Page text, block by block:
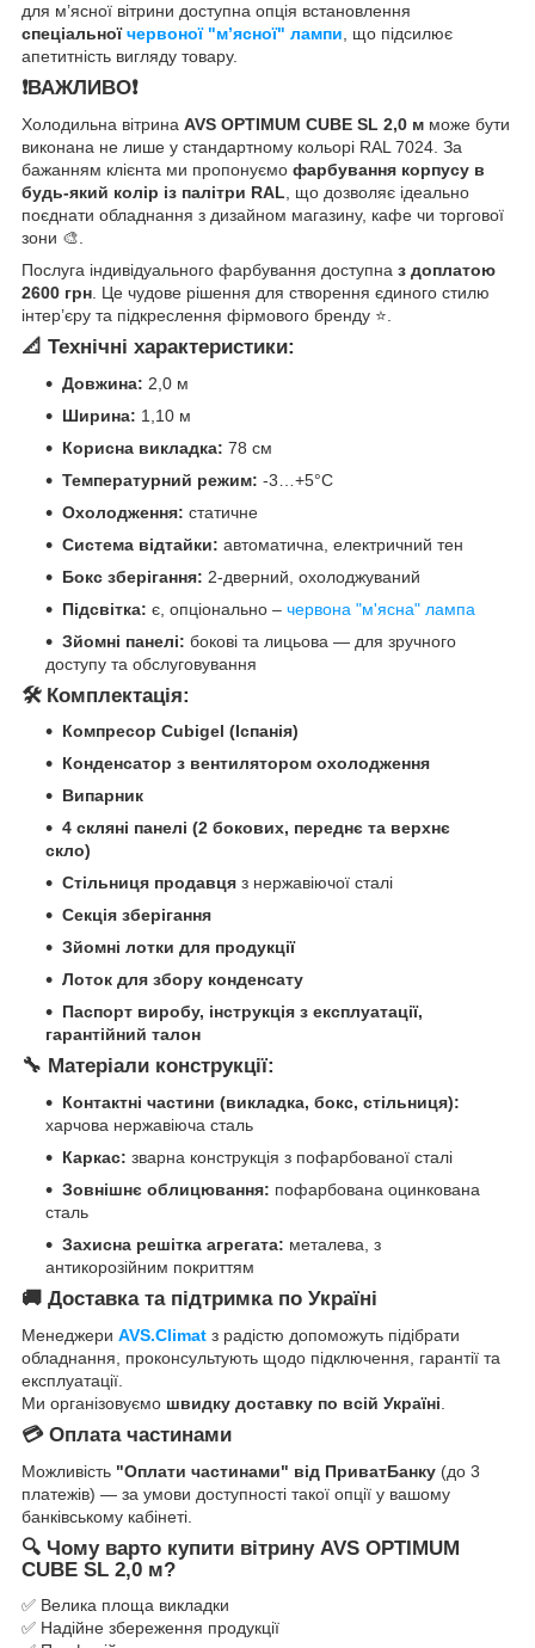
для м’ясної вітрини доступна опція встановлення
спеціальноїчервоної "м’ясної" лампи, що підсилює
апетитність вигляду товару.
❗️ВАЖЛИВО❗️
Холодильна вітрина AVS OPTIMUM CUBE SL 2,0 м може бути
виконана не лише у стандартному кольорі RAL 7024. За
бажанням клієнта ми пропонуємо фарбування корпусу в
будь-який колір із палітри RAL , що дозволяє ідеально
поєднати обладнання з дизайном магазину, кафе чи торгової
зони 🎨.
Послуга індивідуального фарбування доступна з доплатою
2600 грн . Це чудове рішення для створення єдиного стилю
інтер’єру та підкреслення фірмового бренду ⭐️.
📐 Технічні характеристики:
Довжина: 2,0 м
Ширина: 1,10 м
Корисна викладка: 78 см
Температурний режим: -3…+5°C
Охолодження: статичне
Система відтайки: автоматична, електричний тен
Бокс зберігання: 2-дверний, охолоджуваний
Підсвітка: є, опціонально – червона "м'ясна" лампа
Зйомні панелі: бокові та лицьова — для зручного
доступу та обслуговування
🛠️ Комплектація:
Компресор Cubigel (Іспанія)
Конденсатор з вентилятором охолодження
Випарник
4 скляні панелі (2 бокових, переднє та верхнє
скло)
Стільниця продавця з нержавіючої сталі
Секція зберігання
Зйомні лотки для продукції
Лоток для збору конденсату
Паспорт виробу, інструкція з експлуатації,
гарантійний талон
🔧 Матеріали конструкції:
Контактні частини (викладка, бокс, стільниця):
харчова нержавіюча сталь
Каркас: зварна конструкція з пофарбованої сталі
Зовнішнє облицювання: пофарбована оцинкована
сталь
Захисна решітка агрегата: металева, з
антикорозійним покриттям
🚚 Доставка та підтримка по Україні
Менеджери AVS.Climat з радістю допоможуть підібрати
обладнання, проконсультують щодо підключення, гарантії та
експлуатації.
Ми організовуємо швидку доставку по всій Україні
💳 Оплата частинами
Можливість "Оплати частинами" від ПриватБанку (до 3
платежів) — за умови доступності такої опції у вашому
банківському кабінеті.
🔍 Чому варто купити вітрину AVS OPTIMUM
CUBE SL 2,0 м?
✅ Велика площа викладки
✅ Надійне збереження продукції